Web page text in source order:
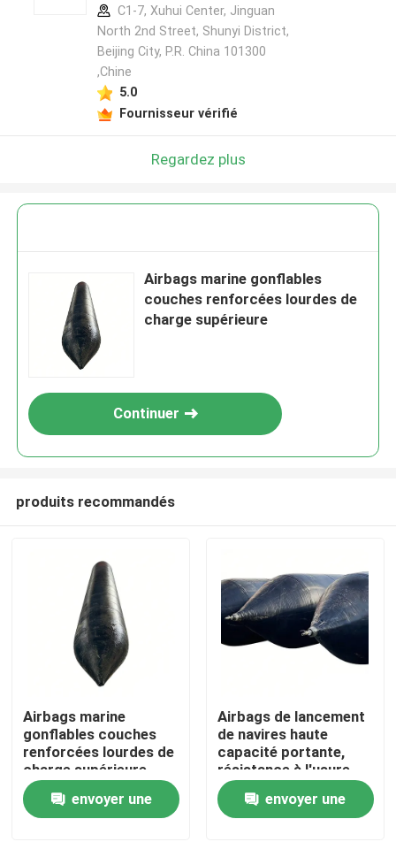
Aperçu
Produits
C1-7, Xuhui Center, Jinguan
North 2nd Street, Shunyi District,
Beijing City, P.R. China 101300
,Chine
5.0
Fournisseur vérifié
Regardez plus
Airbags marine gonflables
couches renforcées lourdes de
charge supérieure
Continuer
produits recommandés
Airbags marine
gonflables couches
renforcées lourdes de
charge supérieure
envoyer une
Airbags de lancement
de navires haute
capacité portante,
résistance à l'usure,
conception flexible
envoyer une